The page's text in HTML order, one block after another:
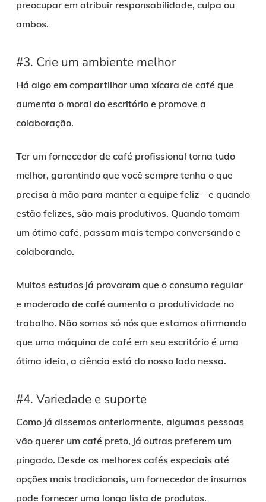
preocupar em atribuir responsabilidade, culpa ou
ambos.
#3. Crie um ambiente melhor
Há algo em compartilhar uma xícara de café que
aumenta o moral do escritório e promove a
colaboração.
Ter um fornecedor de café profissional torna tudo
melhor, garantindo que você sempre tenha o que
precisa à mão para manter a equipe feliz – e quando
estão felizes, são mais produtivos. Quando tomam
um ótimo café, passam mais tempo conversando e
colaborando.
Muitos estudos já provaram que o consumo regular
e moderado de café aumenta a produtividade no
trabalho. Não somos só nós que estamos afirmando
que uma máquina de café em seu escritório é uma
ótima ideia, a ciência está do nosso lado nessa.
#4. Variedade e suporte
Como já dissemos anteriormente, algumas pessoas
vão querer um café preto, já outras preferem um
pingado. Desde os melhores cafés especiais até
opções mais tradicionais, um fornecedor de insumos
pode fornecer uma longa lista de produtos.